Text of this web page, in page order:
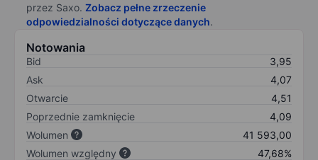
przez Saxo. Zobacz pełne zrzeczenie
odpowiedzialności dotyczące danych.
Notowania
Bid
3,95
Ask
4,07
Otwarcie
4,51
Poprzednie zamknięcie
4,09
Wolumen
41 593,00
Wolumen względny
47,68%